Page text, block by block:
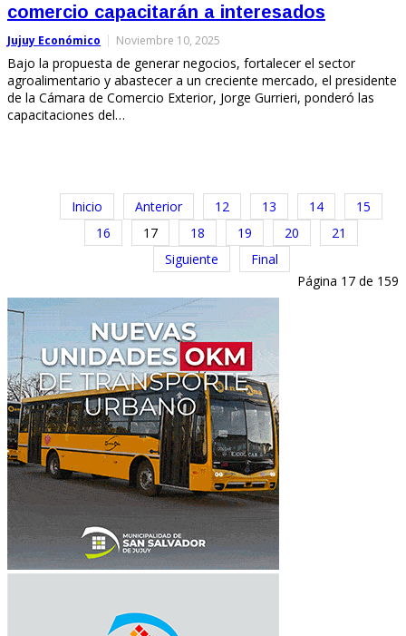
comercio capacitarán a interesados
Jujuy Económico Noviembre 10, 2025
Bajo la propuesta de generar negocios, fortalecer el sector
agroalimentario y abastecer a un creciente mercado, el presidente
de la Cámara de Comercio Exterior, Jorge Gurrieri, ponderó las
capacitaciones del…
Inicio Anterior 12 13 14
15
16
17 18 19 20
21
Siguiente
Final
Página 17 de 159